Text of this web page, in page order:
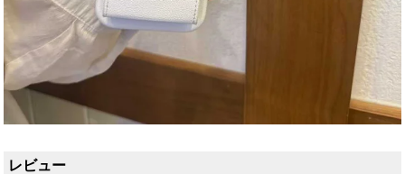
レビュー